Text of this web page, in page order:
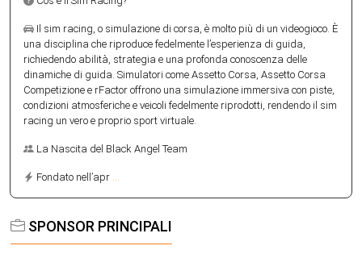
Il sim racing, o simulazione di corsa, è molto più di un videogioco. È
una disciplina che riproduce fedelmente l’esperienza di guida,
richiedendo abilità, strategia e una profonda conoscenza delle
dinamiche di guida. Simulatori come Assetto Corsa, Assetto Corsa
Competizione e rFactor offrono una simulazione immersiva con piste,
condizioni atmosferiche e veicoli fedelmente riprodotti, rendendo il sim
racing un vero e proprio sport virtuale.
La Nascita del Black Angel Team
Fondato nell’apr ...
SPONSOR PRINCIPALI